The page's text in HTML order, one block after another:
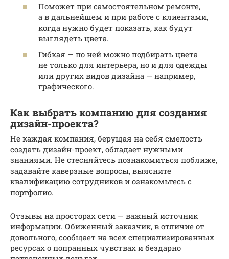
Поможет при самостоятельном ремонте,
а в дальнейшем и при работе с клиентами,
когда нужно будет показать, как будут
выглядеть цвета.
Гибкая — по ней можно подбирать цвета
не только для интерьера, но и для одежды
или других видов дизайна — например,
графического.
Как выбрать компанию для создания
дизайн-проекта?
Не каждая компания, берущая на себя смелость
создать дизайн-проект, обладает нужными
знаниями. Не стесняйтесь познакомиться поближе,
задавайте каверзные вопросы, выясните
квалификацию сотрудников и ознакомьтесь с
портфолио.
Отзывы на просторах сети — важный источник
информации. Обиженный заказчик, в отличие от
довольного, сообщает на всех специализированных
ресурсах о попранных чувствах и бездарно